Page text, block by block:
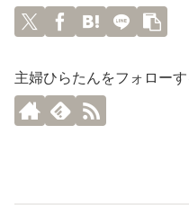
主婦ひらたんをフォローす